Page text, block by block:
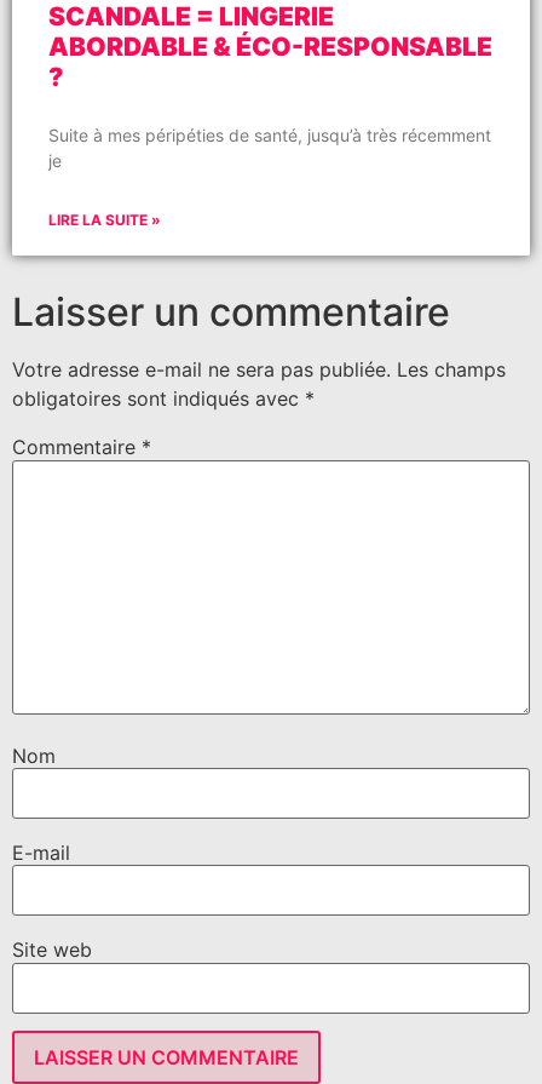
SCANDALE = LINGERIE
ABORDABLE & ÉCO-RESPONSABLE
?
Suite à mes péripéties de santé, jusqu’à très récemment
je
LIRE LA SUITE »
Laisser un commentaire
Votre adresse e-mail ne sera pas publiée. Les champs
obligatoires sont indiqués avec *
Commentaire *
Nom
E-mail
Site web